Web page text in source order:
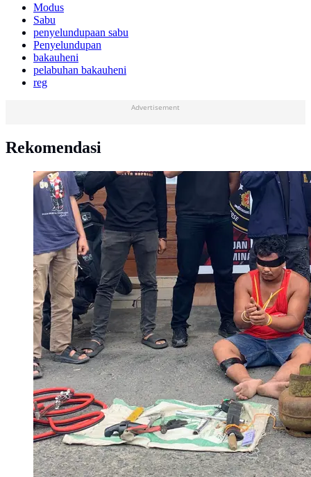
Modus
Sabu
penyelundupaan sabu
Penyelundupan
bakauheni
pelabuhan bakauheni
reg
Advertisement
Rekomendasi